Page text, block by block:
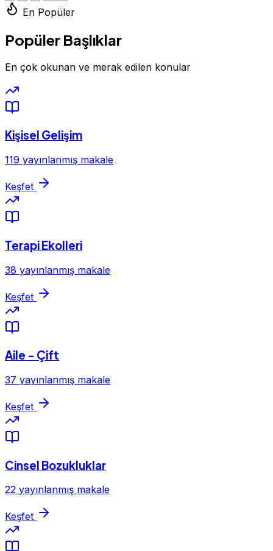
En Popüler
Popüler Başlıklar
En çok okunan ve merak edilen konular
Kişisel Gelişim
119 yayınlanmış makale
Keşfet
Terapi Ekolleri
38 yayınlanmış makale
Keşfet
Aile - Çift
37 yayınlanmış makale
Keşfet
Cinsel Bozukluklar
22 yayınlanmış makale
Keşfet